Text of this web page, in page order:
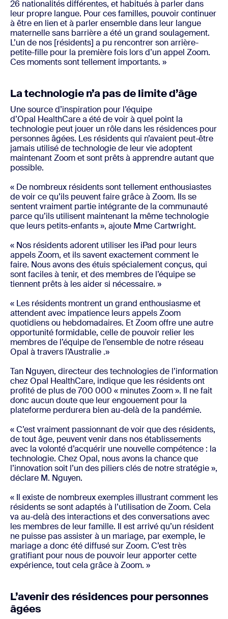
26 nationalités différentes, et habitués à parler dans
leur propre langue. Pour ces familles, pouvoir continuer
à être en lien et à parler ensemble dans leur langue
maternelle sans barrière a été un grand soulagement.
L’un de nos [résidents] a pu rencontrer son arrière-
petite-fille pour la première fois lors d’un appel Zoom.
Ces moments sont tellement importants. »
La technologie n’a pas de limite d’âge
Une source d’inspiration pour l’équipe
d’Opal HealthCare a été de voir à quel point la
technologie peut jouer un rôle dans les résidences pour
personnes âgées. Les résidents qui n’avaient peut-être
jamais utilisé de technologie de leur vie adoptent
maintenant Zoom et sont prêts à apprendre autant que
possible.
« De nombreux résidents sont tellement enthousiastes
de voir ce qu’ils peuvent faire grâce à Zoom. Ils se
sentent vraiment partie intégrante de la communauté
parce qu’ils utilisent maintenant la même technologie
que leurs petits-enfants », ajoute Mme Cartwright.
« Nos résidents adorent utiliser les iPad pour leurs
appels Zoom, et ils savent exactement comment le
faire. Nous avons des étuis spécialement conçus, qui
sont faciles à tenir, et des membres de l’équipe se
tiennent prêts à les aider si nécessaire. »
« Les résidents montrent un grand enthousiasme et
attendent avec impatience leurs appels Zoom
quotidiens ou hebdomadaires. Et Zoom offre une autre
opportunité formidable, celle de pouvoir relier les
membres de l’équipe de l’ensemble de notre réseau
Opal à travers l’Australie .»
Tan Nguyen, directeur des technologies de l’information
chez Opal HealthCare, indique que les résidents ont
profité de plus de 700 000 « minutes Zoom ». Il ne fait
donc aucun doute que leur engouement pour la
plateforme perdurera bien au-delà de la pandémie.
« C’est vraiment passionnant de voir que des résidents,
de tout âge, peuvent venir dans nos établissements
avec la volonté d’acquérir une nouvelle compétence : la
technologie. Chez Opal, nous avons la chance que
l’innovation soit l’un des piliers clés de notre stratégie »,
déclare M. Nguyen.
« Il existe de nombreux exemples illustrant comment les
résidents se sont adaptés à l’utilisation de Zoom. Cela
va au-delà des interactions et des conversations avec
les membres de leur famille. Il est arrivé qu’un résident
ne puisse pas assister à un mariage, par exemple, le
mariage a donc été diffusé sur Zoom. C’est très
gratifiant pour nous de pouvoir leur apporter cette
expérience, tout cela grâce à Zoom. »
L’avenir des résidences pour personnes
âgées